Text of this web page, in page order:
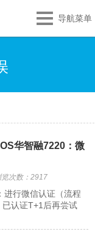
导航菜单
华智融7220：微
览次数：2917
进行微信认证（流程
已认证T+1后再尝试